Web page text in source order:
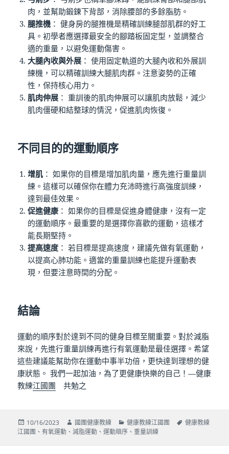
肉，並幫助鍛鍊下背部，消除腰部的多餘脂肪。
腿推機 ： 健身房的腿推機是精確訓練腿部肌群的好工
具。初學者應選擇最安全的腳踏板固定型，並調整合
適的重量，以避免運動傷害。
大腿內收與外展 ： 使用固定軌道的大腿內收和外展訓
練機，可以精確訓練大腿肌肉群。注意姿勢的正確
性，保持核心用力。
肌肉伸展 ： 重訓後的肌肉伸展可以讓肌肉放鬆，減少
肌肉僵硬和結整球的情況，促進肌肉恢復。
不同目的的運動順序
增肌 ： 如果你的目標是增加肌肉量，應先進行重量訓
練。這樣可以確保你在體力充沛時進行高強度訓練，
達到最佳效果。
促進健康 ： 如果你的目標是促進身體健康，沒有一定
的運動順序。最重要的是選擇你喜歡的運動，這樣才
能長期堅持。
提高速度 ： 若目標是提高速度，建議先做有氧運動，
以提高心肺功能。適當的重量訓練也能提升運動表
現，但要注意時間的分配。
結論
運動的順序對於達到不同的健身目標至關重要。對於減脂
來說，先進行重量訓練再進行有氧運動是最佳選擇。希望
這些建議能幫助你在運動中事半功倍，更快達到理想的健
康狀態。 我們一起加油，為了更健康快樂的自己！—健康
教練江國團 共勉之
發
佈
10/16/2023
作
者
國團健康教練
分
類
健康教練江國團
標
健康教練
江國團 、有氧運動 、減脂運動 、運動順序 、重量訓練